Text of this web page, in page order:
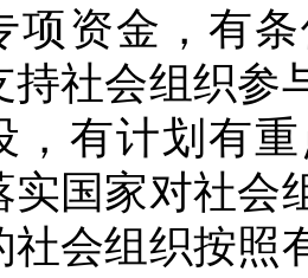
项资金，有
持社会组织参
，有计划有
实国家对社会
社会组织按照